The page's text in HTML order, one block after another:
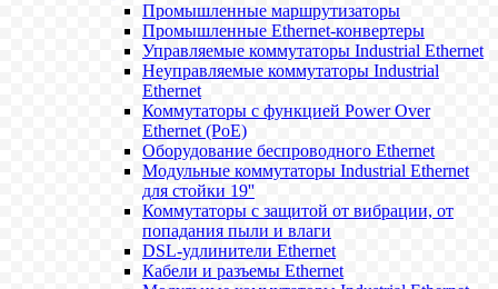
Промышленные маршрутизаторы
Промышленные Ethernet-конвертеры
Управляемые коммутаторы Industrial Ethernet
Неуправляемые коммутаторы Industrial
Ethernet
Коммутаторы с функцией Power Over
Ethernet (PoE)
Оборудование беспроводного Ethernet
Модульные коммутаторы Industrial Ethernet
для стойки 19''
Коммутаторы с защитой от вибрации, от
попадания пыли и влаги
DSL-удлинители Ethernet
Кабели и разъемы Ethernet